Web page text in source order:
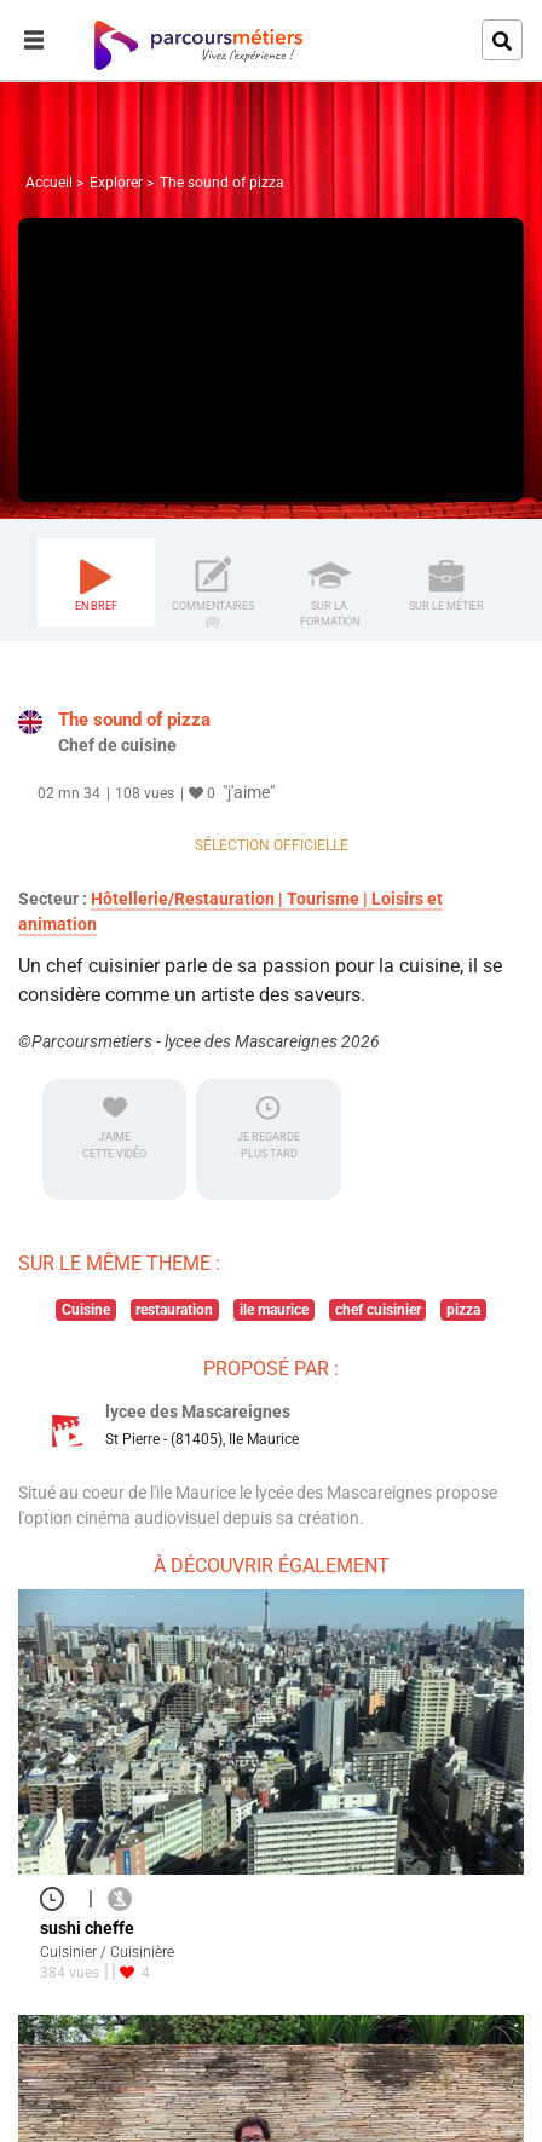
Accueil Explorer The sound of pizza
EN BREF
COMMENTAIRES
(0)
SUR LA
FORMATION
SUR LE MÉTIER
The sound of pizza
Chef de cuisine
02 mn 34 108 vues 0 "j'aime"
SÉLECTION OFFICIELLE
Secteur : Hôtellerie/Restauration | Tourisme | Loisirs et
animation
Un chef cuisinier parle de sa passion pour la cuisine, il se
considère comme un artiste des saveurs.
©Parcoursmetiers - lycee des Mascareignes 2026
J'AIME
CETTE VIDÉO
JE REGARDE
PLUS TARD
SUR LE MÊME THEME :
Cuisine restauration ile maurice chef cuisinier pizza
PROPOSÉ PAR :
lycee des Mascareignes
St Pierre - (81405), Ile Maurice
Situé au coeur de l'ile Maurice le lycée des Mascareignes propose
l'option cinéma audiovisuel depuis sa création.
À DÉCOUVRIR ÉGALEMENT
|
sushi cheffe
Cuisinier / Cuisinière
384 vues
4